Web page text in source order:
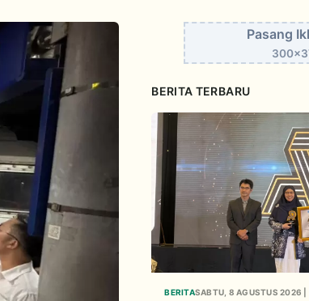
Pasang
BERITA TERBARU
BERITASABTU, 8 AGUSTUS 2026